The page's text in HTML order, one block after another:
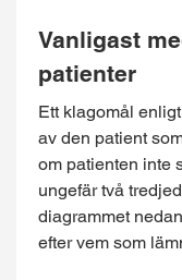
Vanligast
patienter
Ett klagomål
av den patient
om patienten inte
ungefär två
diagrammet
efter vem som